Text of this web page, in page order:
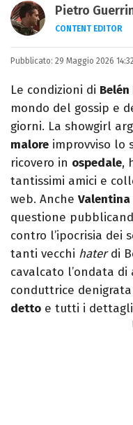
Pietro
CONTENT EDITOR
Laurea in
passione
Pixar).
Pubblicato: 29 Maggio 2026 14:32
Le condizioni di
mondo del gossip e
giorni. La showgirl
malore improvviso lo
ricovero in ospedale,
tantissimi amici e
web. Anche Valentina
questione
contro l’ipocrisia dei
tanti vecchi haterdi
cavalcato l’ondata
conduttrice
detto e tutti i